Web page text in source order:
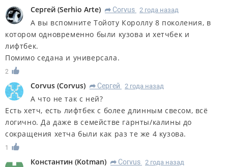
Сергей (Serhio Arte) R Corvus 2 года назад
А вы вспомните Тойоту Короллу 8 поколения, в
котором одновременно были кузова и хетчбек и
лифтбек.
Помимо седана и универсала.
2
Corvus (Corvus) R Сергей 2 года назад
А что не так с ней?
Есть хетч, есть лифтбек с более длинным свесом, всё
логично. Да даже в семействе гарнты/калины до
сокращения хетча были как раз те же 4 кузова.
1
Константин (Kotman) R Corvus 2 года назад